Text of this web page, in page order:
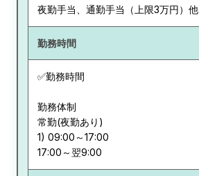
夜勤手当、通勤手当（上限3万円）他
勤務時間
✅勤務時間
勤務体制
常勤(夜勤あり)
1) 09:00～17:00